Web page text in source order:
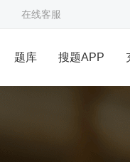
在线客服
题库 搜题APP